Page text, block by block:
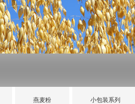
燕麦粉 小包装系列